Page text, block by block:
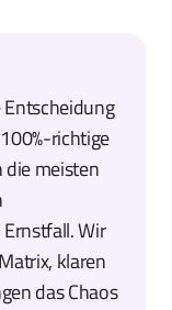
Entscheidung
richtige
die meisten
Wir
klaren
das Chaos